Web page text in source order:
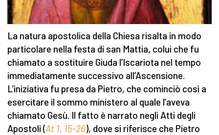
La natura apostolica della Chiesa risalta in modo
particolare nella festa di san Mattia, colui che fu
chiamato a sostituire Giuda l’Iscariota nel tempo
immediatamente successivo all’Ascensione.
L’iniziativa fu presa da Pietro, che cominciò così a
esercitare il sommo ministero al quale l’aveva
chiamato Gesù. Il fatto è narrato negli Atti degli
Apostoli (At 1, 15-26), dove si riferisce che Pietro